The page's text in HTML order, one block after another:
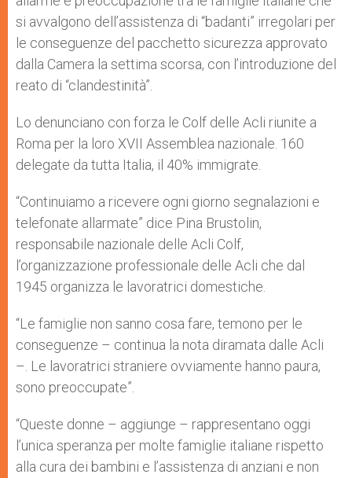
si avvalgono dell’assistenza di “badanti” irregolari per
le conseguenze del pacchetto sicurezza approvato
dalla Camera la settima scorsa, con l’introduzione del
reato di “clandestinità”.
Lo denunciano con forza le Colf delle Acli riunite a
Roma per la loro XVII Assemblea nazionale. 160
delegate da tutta Italia, il 40% immigrate.
“Continuiamo a ricevere ogni giorno segnalazioni e
telefonate allarmate” dice Pina Brustolin,
responsabile nazionale delle Acli Colf,
l’organizzazione professionale delle Acli che dal
1945 organizza le lavoratrici domestiche.
“Le famiglie non sanno cosa fare, temono per le
conseguenze – continua la nota diramata dalle Acli
–. Le lavoratrici straniere ovviamente hanno paura,
sono preoccupate”.
“Queste donne – aggiunge – rappresentano oggi
l’unica speranza per molte famiglie italiane rispetto
alla cura dei bambini e l’assistenza di anziani e non